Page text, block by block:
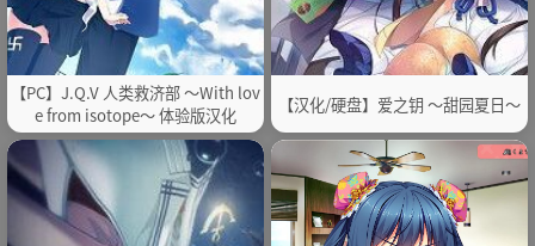
【PC】J.Q.V 人类救济部 ～With lov
e from isotope～ 体验版汉化
【汉化/硬盘】爱之钥 ～甜园夏日～